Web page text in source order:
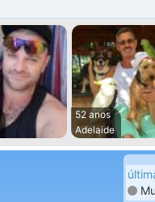
52 anos
Adelaide